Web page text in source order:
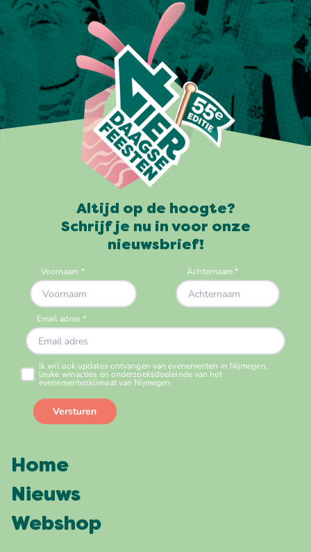
Altijd op de hoogte?
Schrijf je nu in voor onze
nieuwsbrief!
Home
Nieuws
Webshop